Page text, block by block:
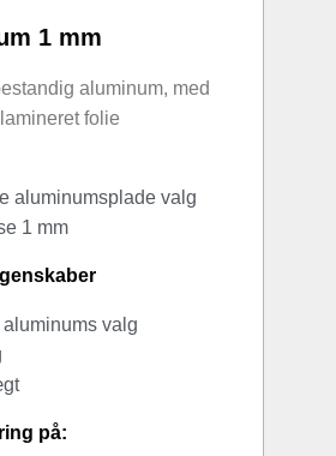
1 mm
aluminum, med
folie
aluminumsplade valg
1 mm
valg
på: